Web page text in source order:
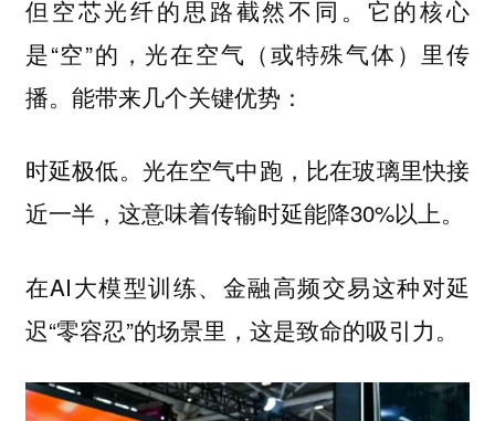
但空芯光纤的思路截然不同。它的核心
是“空”的，光在空气（或特殊气体）里传
播。能带来几个关键优势：
时延极低。光在空气中跑，比在玻璃里快接
近一半，这意味着传输时延能降30%以上。
在AI大模型训练、金融高频交易这种对延
迟“零容忍”的场景里，这是致命的吸引力。